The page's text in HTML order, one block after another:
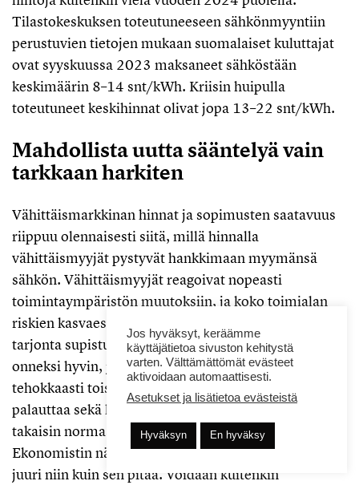
Tilastokeskuksen toteutuneeseen sähkönmyyntiin
perustuvien tietojen mukaan suomalaiset kuluttajat
ovat syyskuussa 2023 maksaneet sähköstään
keskimäärin 8–14 snt/kWh. Kriisin huipulla
toteutuneet keskihinnat olivat jopa 13–22 snt/kWh.
Mahdollista uutta sääntelyä vain
tarkkaan harkiten
Vähittäismarkkinan hinnat ja sopimusten saatavuus
riippuu olennaisesti siitä, millä hinnalla
vähittäismyyjät pystyvät hankkimaan myymänsä
sähkön. Vähittäismyyjät reagoivat nopeasti
toimintaympäristön muutoksiin, ja koko toimialan
riskien kasvaessa kiinteähintaisten sopimusten
tarjonta supistuu. Vähittäismarkkinan kilpailu toimii
onneksi hyvin, ja vähittäismyyjät reagoivat
tehokkaasti toistensa hintoihin ja tarjontaan: kilpailu
palauttaa sekä hinnat että sopimustarjonnan nopeasti
takaisin normaaliin tukkuhintojen laskiessa.
Ekonomistin näkökulmasta vähittäismarkkina toimii
juuri niin kuin sen pitää. Voidaan kuitenkin
Jos hyväksyt, keräämme
käyttäjätietoa sivuston kehitystä
varten. Välttämättömät evästeet
aktivoidaan automaattisesti.
Asetukset ja lisätietoa evästeistä
Hyväksyn En hyväksy